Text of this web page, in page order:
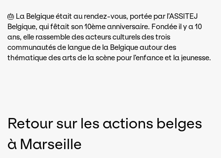
🎂 La Belgique était au rendez-vous, portée par l’ASSITEJ
Belgique, qui fêtait son 10ème anniversaire. Fondée il y a 10
ans, elle rassemble des acteurs culturels des trois
communautés de langue de la Belgique autour des
thématique des arts de la scène pour l’enfance et la jeunesse.
Retour sur les actions belges
à Marseille